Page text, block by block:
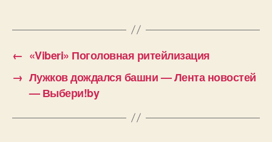
← «Viberi» Поголовная ритейлизация
→ Лужков дождался башни — Лента новостей
— Выбери!by